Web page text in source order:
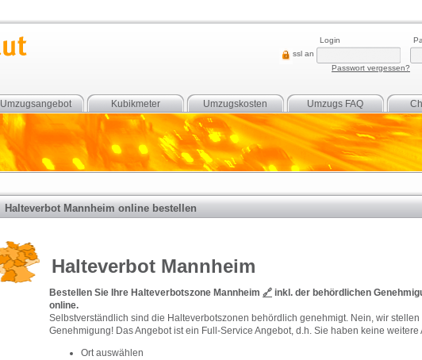
ssl an
Login
Passwort vergessen?
Umzugs FAQ
Umzugskosten
Kubikmeter
Umzugsangebot
Halteverbot Mannheim online bestellen
Halteverbot Mannheim
Bestellen Sie Ihre Halteverbotszone Mannheim 🔗 inkl. der behördlichen
online.
Selbstverständlich sind die Halteverbotszonen behördlich genehmigt. Nein, wir
Genehmigung! Das Angebot ist ein Full-Service Angebot, d.h. Sie haben keine weitere
Ort auswählen